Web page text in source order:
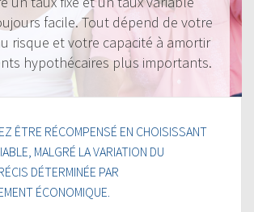
facile. Tout dépend de votre
risque et votre capacité à amortir
hypothécaires plus importants.
ÊTRE RÉCOMPENSÉ EN CHOISISSANT
MALGRÉ LA VARIATION DU
DÉTERMINÉE PAR
ÉCONOMIQUE.